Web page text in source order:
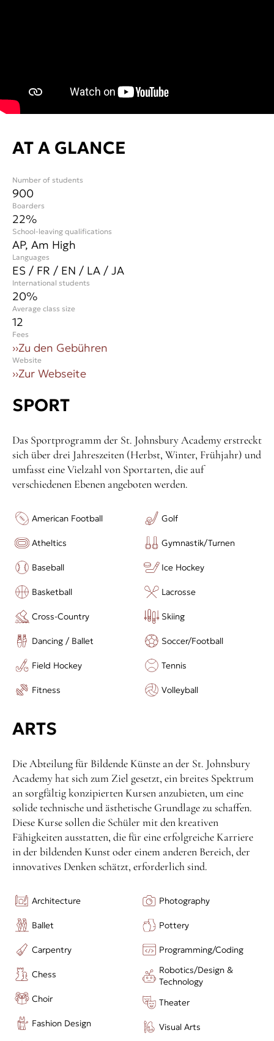
AT A GLANCE
Number of students
900
Boarders
22%
School-leaving qualifications
AP, Am High
Average class size
12
International students
20%
Languages
ES / FR / EN / LA / JA
Fees
››Zu den Gebühren
Website
››Zur Webseite
SPORT
Das Sportprogramm der St. Johnsbury Academy erstreckt
sich über drei Jahreszeiten (Herbst, Winter, Frühjahr) und
umfasst eine Vielzahl von Sportarten, die auf
verschiedenen Ebenen angeboten werden.
American Football
Atheltics
Baseball
Basketball
Cross-Country
Dancing / Ballet
Field Hockey
Fitness
Golf
Gymnastik/Turnen
Ice Hockey
Lacrosse
Skiing
Soccer/Football
Tennis
Volleyball
ARTS
Die Abteilung für Bildende Künste an der St. Johnsbury
Academy hat sich zum Ziel gesetzt, ein breites Spektrum
an sorgfältig konzipierten Kursen anzubieten, um eine
solide technische und ästhetische Grundlage zu schaffen.
Diese Kurse sollen die Schüler mit den kreativen
Fähigkeiten ausstatten, die für eine erfolgreiche Karriere
in der bildenden Kunst oder einem anderen Bereich, der
innovatives Denken schätzt, erforderlich sind.
Architecture
Ballet
Carpentry
Chess
Choir
Fashion Design
Photography
Pottery
Programming/Coding
Robotics/Design &
Technology
Theater
Visual Arts